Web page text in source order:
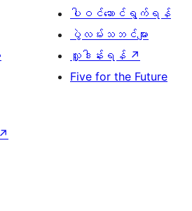
ပါဝင်ဆောင်ရွက်ရန်
ပွဲလမ်းသဘင်များ
လှူဒါန်းရန် ↗
Five for the Future
↗